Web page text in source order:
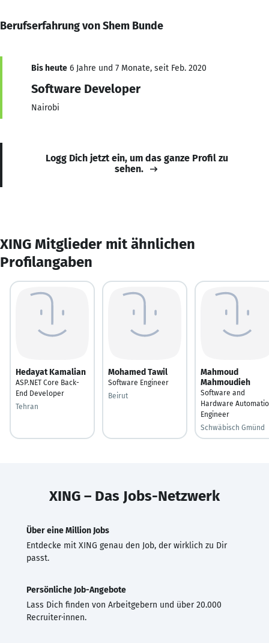
Berufserfahrung von Shem Bunde
Bis heute 6 Jahre und 7 Monate, seit Feb. 2020
Software Developer
Nairobi
Logg Dich jetzt ein, um das ganze Profil zu
sehen.
XING Mitglieder mit ähnlichen
Profilangaben
Hedayat Kamalian
ASP.NET Core Back-
End Developer
Tehran
Mohamed Tawil
Software Engineer
Beirut
Mahmoud
Mahmoudieh
Software and
Hardware
Engineer
Schwäbisch Gmünd
XING – Das Jobs-Netzwerk
Über eine Million Jobs
Entdecke mit XING genau den Job, der wirklich zu Dir
passt.
Persönliche Job-Angebote
Lass Dich finden von Arbeitgebern und über 20.000
Recruiter·innen.